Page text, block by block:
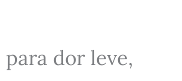
dor leve,